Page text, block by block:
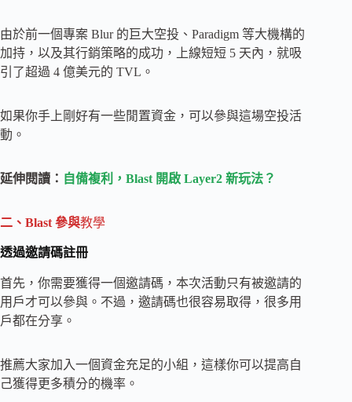
由於前一個專案 Blur 的巨大空投、Paradigm 等大機構的
加持，以及其行銷策略的成功，上線短短 5 天內，就吸
引了超過 4 億美元的 TVL。
如果你手上剛好有一些閒置資金，可以參與這場空投活
動。
延伸閱讀： 自備複利，Blast 開啟 Layer2 新玩法？
二、 Blast 參與教學
透過邀請碼註冊
首先，你需要獲得一個邀請碼，本次活動只有被邀請的
用戶才可以參與。不過，邀請碼也很容易取得，很多用
戶都在分享。
推薦大家加入一個資金充足的小組，這樣你可以提高自
己獲得更多積分的機率。